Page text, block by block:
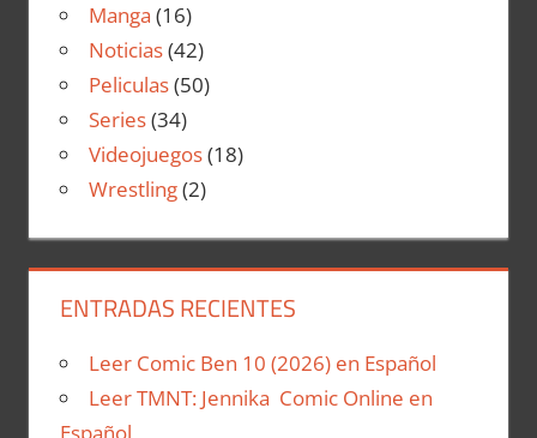
Manga (16)
Noticias(42)
Peliculas(50)
Series(34)
Videojuegos(18)
Wrestling(2)
ENTRADAS RECIENTES
Leer Comic Ben 10 (2026) en Español
Leer TMNT: Jennika Comic Online en